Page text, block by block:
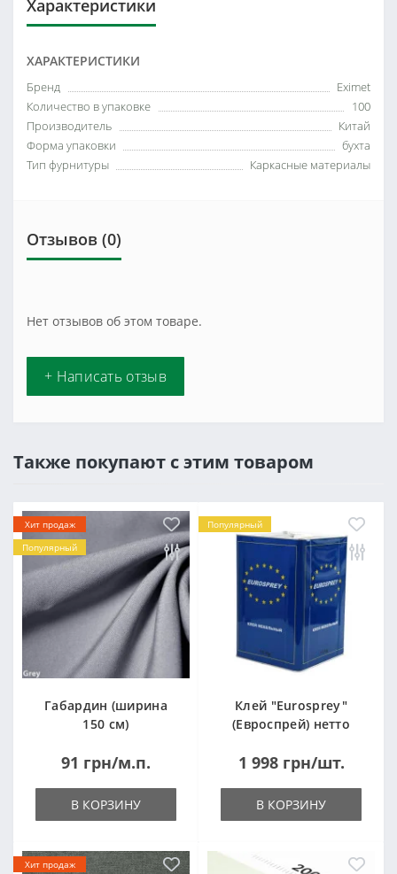
Характеристики
ХАРАКТЕРИСТИКИ
Бренд
Eximet
Количество в упаковке
100
Производитель
Китай
Форма упаковки
бухта
Тип фурнитуры
Каркасные материалы
Отзывов (0)
Нет отзывов об этом товаре.
+ Написать отзыв
Также покупают с этим товаром
Хит продаж
Популярный
Габардин (ширина
150 см)
91 грн/м.п.
В КОРЗИНУ
Популярный
Клей "Eurosprey"
(Евроспрей) нетто
1 998 грн/шт.
В КОРЗИНУ
Хит продаж